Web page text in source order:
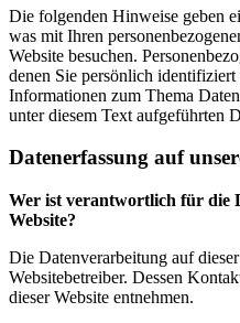
Die folgenden Hinweise geben
was mit Ihren
Website besuchen.
denen Sie persönlich
Informationen zum Thema
unter diesem Text aufgeführten
Datenerfassung auf
Wer ist verantwortlich für die
Website?
Die Datenverarbeitung auf
Websitebetreiber. Dessen
dieser Website entnehmen.